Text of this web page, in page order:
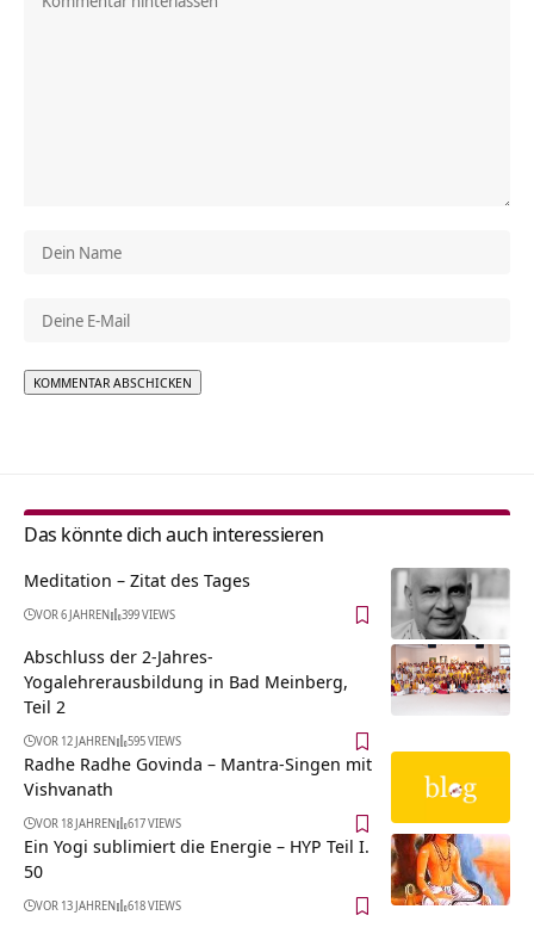
Das könnte dich auch interessieren
Meditation – Zitat des Tages
VOR 6 JAHREN 399 VIEWS
Abschluss der 2-Jahres-
Yogalehrerausbildung in Bad Meinberg,
Teil 2
VOR 12 JAHREN 595 VIEWS
Radhe Radhe Govinda – Mantra-Singen mit
Vishvanath
VOR 18 JAHREN 617 VIEWS
Ein Yogi sublimiert die Energie – HYP Teil I.
50
VOR 13 JAHREN 618 VIEWS